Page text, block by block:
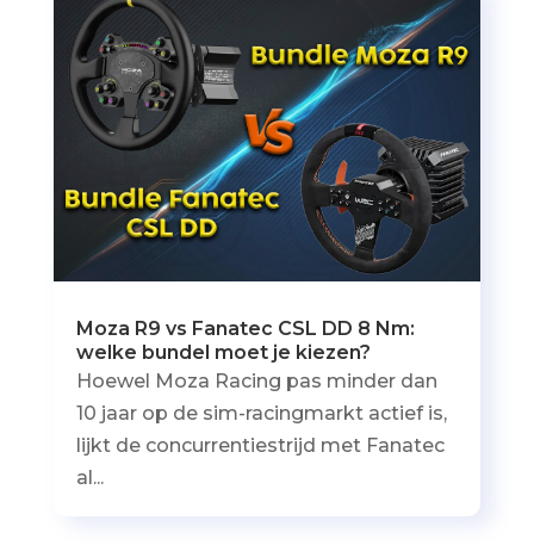
Moza R9 vs Fanatec CSL DD 8 Nm:
welke bundel moet je kiezen?
Hoewel Moza Racing pas minder dan
10 jaar op de sim-racingmarkt actief is,
lijkt de concurrentiestrijd met Fanatec
al...